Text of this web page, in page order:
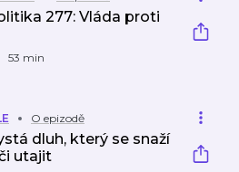
277: Vláda proti
53 min
O epizodě
dluh, který se snaží
utajit